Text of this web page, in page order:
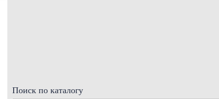
Поиск по каталогу